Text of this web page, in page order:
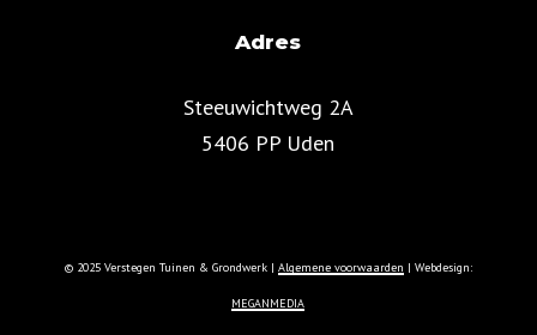
Adres
Steeuwichtweg 2A
5406 PP Uden
© 2025 Verstegen Tuinen & Grondwerk | Algemene voorwaarden | Webdesign:
MEGANMEDIA